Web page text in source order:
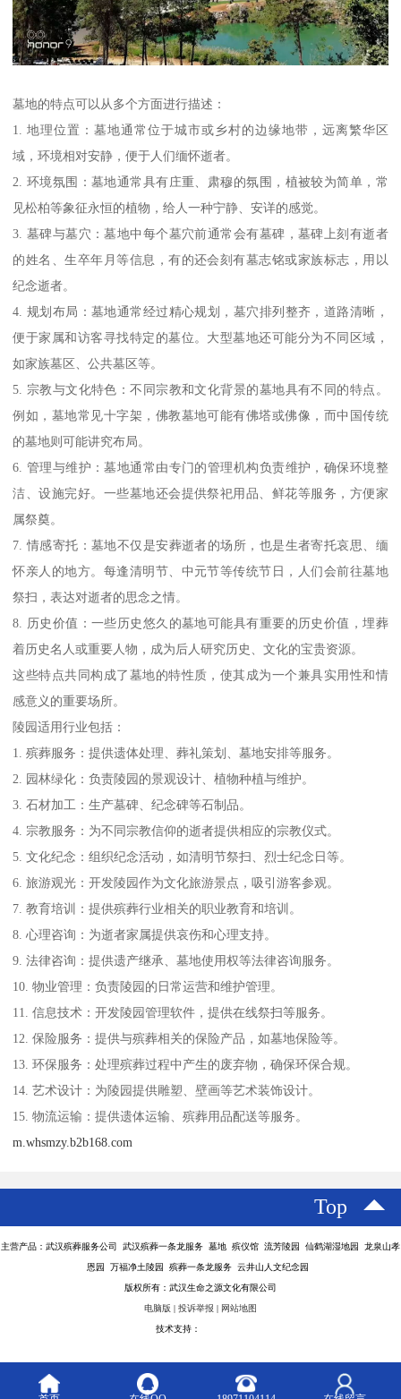
墓地的特点可以从多个方面进行描述：
1. 地理位置：墓地通常位于城市或乡村的边缘地带，远离繁华区
域，环境相对安静，便于人们缅怀逝者。
2. 环境氛围：墓地通常具有庄重、肃穆的氛围，植被较为简单，常
见松柏等象征永恒的植物，给人一种宁静、安详的感觉。
3. 墓碑与墓穴：墓地中每个墓穴前通常会有墓碑，墓碑上刻有逝者
的姓名、生卒年月等信息，有的还会刻有墓志铭或家族标志，用以
纪念逝者。
4. 规划布局：墓地通常经过精心规划，墓穴排列整齐，道路清晰，
便于家属和访客寻找特定的墓位。大型墓地还可能分为不同区域，
如家族墓区、公共墓区等。
5. 宗教与文化特色：不同宗教和文化背景的墓地具有不同的特点。
例如，墓地常见十字架，佛教墓地可能有佛塔或佛像，而中国传统
的墓地则可能讲究布局。
6. 管理与维护：墓地通常由专门的管理机构负责维护，确保环境整
洁、设施完好。一些墓地还会提供祭祀用品、鲜花等服务，方便家
属祭奠。
7. 情感寄托：墓地不仅是安葬逝者的场所，也是生者寄托哀思、缅
怀亲人的地方。每逢清明节、中元节等传统节日，人们会前往墓地
祭扫，表达对逝者的思念之情。
8. 历史价值：一些历史悠久的墓地可能具有重要的历史价值，埋葬
着历史名人或重要人物，成为后人研究历史、文化的宝贵资源。
这些特点共同构成了墓地的特性质，使其成为一个兼具实用性和情
感意义的重要场所。
陵园适用行业包括：
1. 殡葬服务：提供遗体处理、葬礼策划、墓地安排等服务。
2. 园林绿化：负责陵园的景观设计、植物种植与维护。
3. 石材加工：生产墓碑、纪念碑等石制品。
4. 宗教服务：为不同宗教信仰的逝者提供相应的宗教仪式。
5. 文化纪念：组织纪念活动，如清明节祭扫、烈士纪念日等。
6. 旅游观光：开发陵园作为文化旅游景点，吸引游客参观。
7. 教育培训：提供殡葬行业相关的职业教育和培训。
8. 心理咨询：为逝者家属提供哀伤和心理支持。
9. 法律咨询：提供遗产继承、墓地使用权等法律咨询服务。
10. 物业管理：负责陵园的日常运营和维护管理。
11. 信息技术：开发陵园管理软件，提供在线祭扫等服务。
12. 保险服务：提供与殡葬相关的保险产品，如墓地保险等。
13. 环保服务：处理殡葬过程中产生的废弃物，确保环保合规。
14. 艺术设计：为陵园提供雕塑、壁画等艺术装饰设计。
15. 物流运输：提供遗体运输、殡葬用品配送等服务。
m.whsmzy.b2b168.com
Top
主营产品：武汉殡葬服务公司 武汉殡葬一条龙服务 墓地 殡仪馆 流芳陵园 仙鹤湖湿地园 龙泉山孝
恩园 万福净土陵园 殡葬一条龙服务 云井山人文纪念园
版权所有：武汉生命之源文化有限公司
电脑版 投诉举报 网站地图
技术支持：